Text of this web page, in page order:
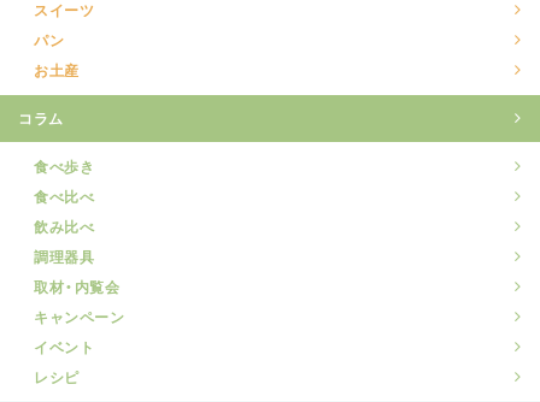
スイーツ
パン
お土産
コラム
食べ歩き
食べ比べ
飲み比べ
調理器具
取材・内覧会
キャンペーン
イベント
レシピ